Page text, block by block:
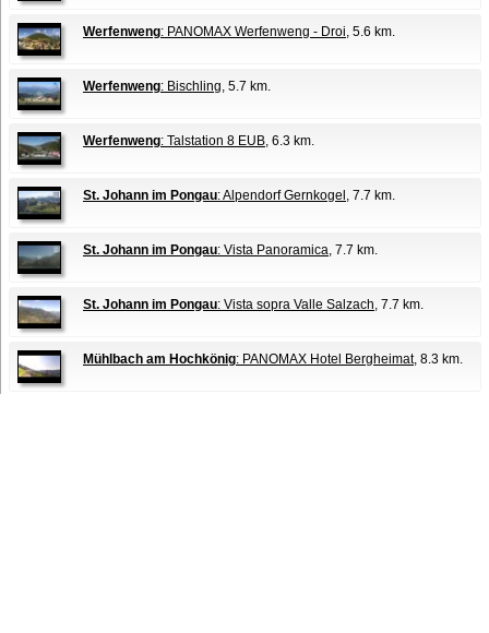
Werfenweng: PANOMAX Werfenweng - Droi, 5.6 km.
Werfenweng: Bischling, 5.7 km.
Werfenweng: Talstation 8 EUB, 6.3 km.
St. Johann im Pongau: Alpendorf Gernkogel , 7.7 km.
St. Johann im Pongau: Vista Panoramica, 7.7 km.
St. Johann im Pongau: Vista sopra Valle Salzach, 7.7 km.
Mühlbach am Hochkönig: PANOMAX Hotel Bergheimat, 8.3 km.